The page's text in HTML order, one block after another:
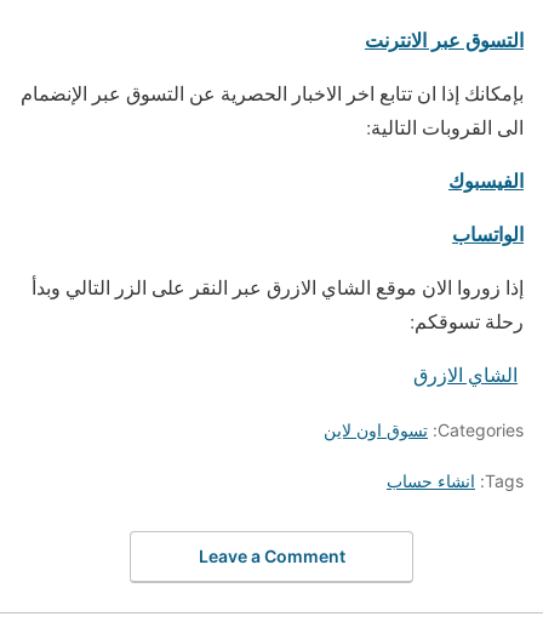
التسوق عبر الانترنت
بإمكانك إذا ان تتابع اخر الاخبار الحصرية عن التسوق عبر الإنضمام
الى القروبات التالية:
الفيسبوك
الواتساب
إذا زوروا الان موقع الشاي الازرق عبر النقر على الزر التالي وبدأ
رحلة تسوقكم:
الشاي الازرق
Categories: تسوق اون لاين
Tags: انشاء حساب
Leave a Comment